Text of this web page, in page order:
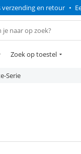
verzending en retour •
Zoek op toestel
Serie